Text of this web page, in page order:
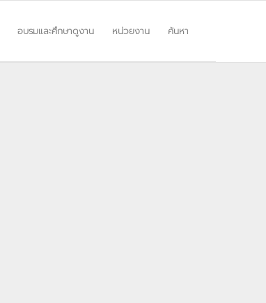
อบรมและศึกษาดูงาน หน่วยงาน ค้นหา